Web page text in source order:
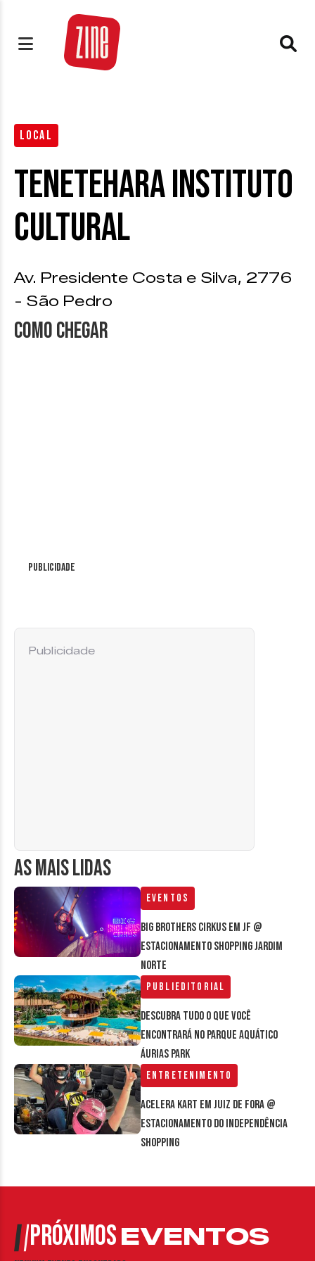
LOCAL
Tenetehara Instituto
Cultural
Av. Presidente Costa e Silva, 2776
- São Pedro
Como chegar
Publicidade
AS MAIS LIDAS
Eventos
Big Brothers Cirkus em JF @
estacionamento Shopping Jardim
Norte
Publieditorial
Descubra tudo o que você
encontrará no parque aquático
Áurias Park
Entretenimento
Acelera Kart em Juiz de Fora @
estacionamento do Independência
Shopping
Publicidade
PRÓXIMOSEVENTOS